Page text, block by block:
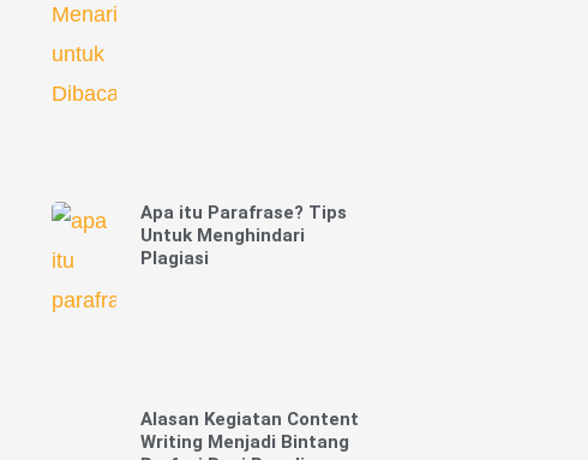
Apa itu Parafrase? Tips
Untuk Menghindari
Plagiasi
Alasan Kegiatan Content
Writing Menjadi Bintang